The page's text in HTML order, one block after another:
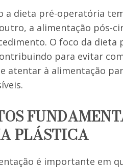
a dieta pré-operatória
a alimentação pós-
O foco da dieta
para evitar
atentar à alimentação
PLÁSTICA
é importante em